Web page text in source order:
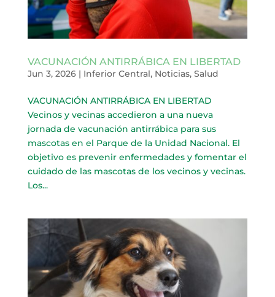
VACUNACIÓN ANTIRRÁBICA EN LIBERTAD
Jun 3, 2026| Inferior Central, Noticias, Salud
VACUNACIÓN ANTIRRÁBICA EN LIBERTAD
Vecinos y vecinas accedieron a una nueva
jornada de vacunación antirrábica para sus
mascotas en el Parque de la Unidad Nacional. El
objetivo es prevenir enfermedades y fomentar el
cuidado de las mascotas de los vecinos y vecinas.
Los...